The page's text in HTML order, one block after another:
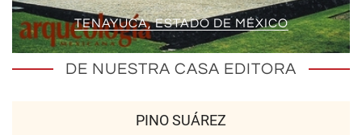
TENAYUCA, ESTADO DE MÉXICO
DE NUESTRA CASA EDITORA
PINO SUÁREZ